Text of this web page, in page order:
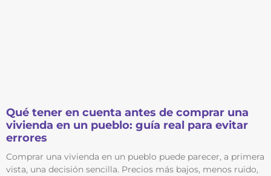
Qué tener en cuenta antes de comprar una
vivienda en un pueblo: guía real para evitar
errores
Comprar una vivienda en un pueblo puede parecer, a primera
vista, una decisión sencilla. Precios más bajos, menos ruido,